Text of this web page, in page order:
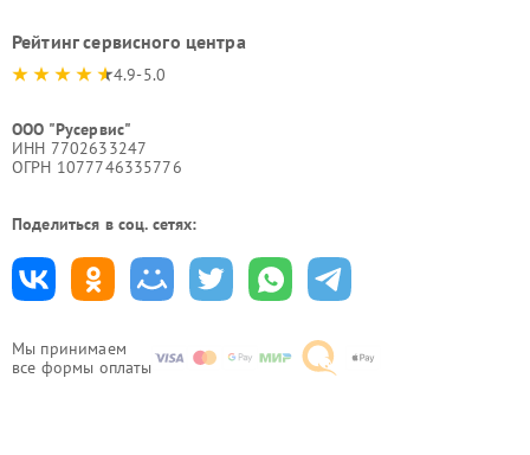
Мы принимаем
все формы оплаты
Рейтинг сервисного центра
4.9-5.0
ООО "Русервис"
ИНН 7702633247
ОГРН 1077746335776
Поделиться в соц. сетях: